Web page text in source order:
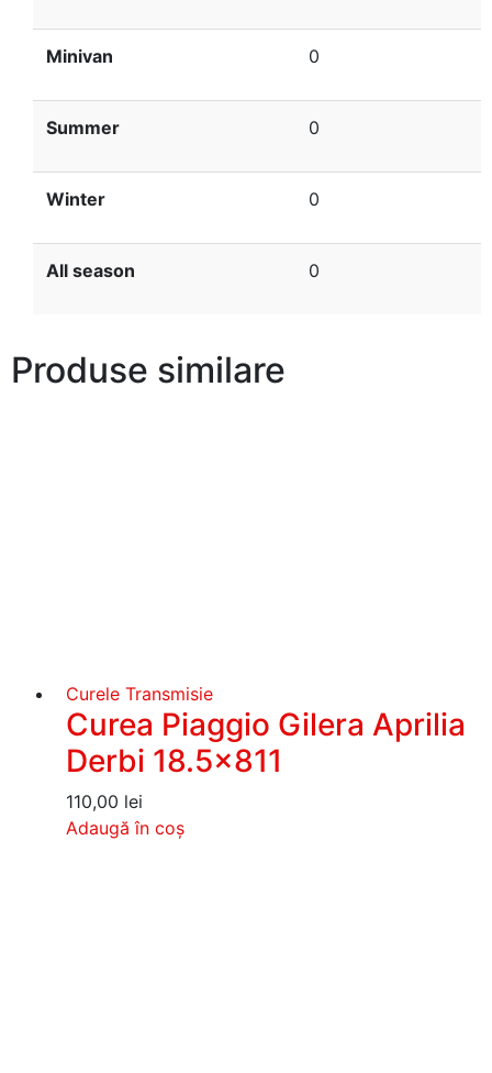
Minivan 0
Summer 0
Winter 0
All season 0
Produse similare
Curele Transmisie
Curea Piaggio Gilera Aprilia
Derbi 18.5×811
110,00 lei
Adaugă în coș